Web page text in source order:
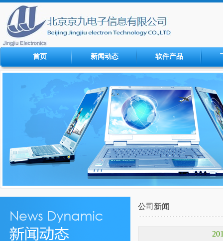
首页 新闻动态 软件产品
公司新闻